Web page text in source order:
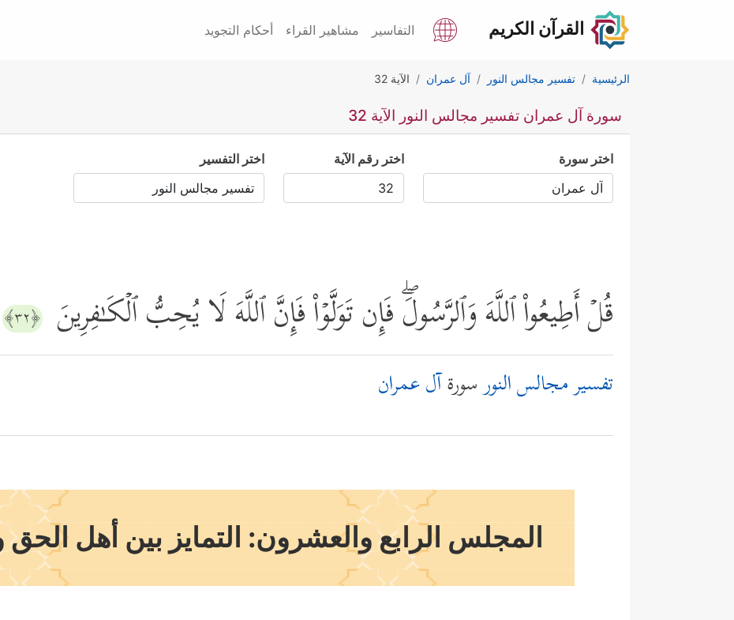
القرآن الكريم التفاسير مشاهير القراء أحكام التجويد
الرئيسية تفسير مجالس النور آل عمران الآية 32
سورة آل عمران تفسير مجالس النور الآية 32
اختر سورة اختر رقم الآية اختر التفسير
قُلۡ أَطِیعُواْ ٱللَّهَ وَٱلرَّسُولَۖ فَإِن تَوَلَّوۡاْ فَإِنَّ ٱللَّهَ لَا یُحِبُّ ٱلۡكَـٰفِرِینَ ﴿٣٢﴾
تفسير مجالس النورسورةآل عمران
المجلس الرابع والعشرون: التمايز بين أهل